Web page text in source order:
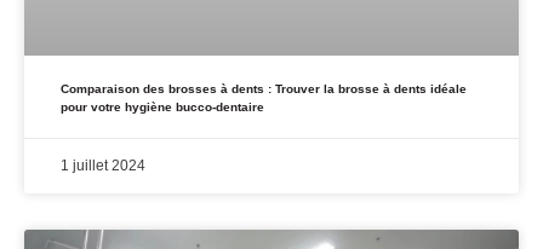
Comparaison des brosses à dents : Trouver la brosse à dents idéale
pour votre hygiène bucco-dentaire
1 juillet 2024